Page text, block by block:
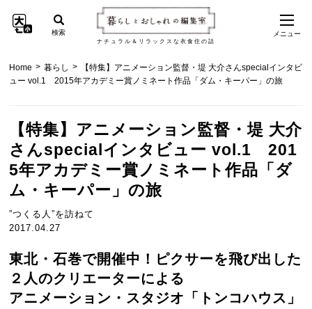
ナチュラル＆リラックスな衣食住の話
検索 メニュー
Home > 暮らし >
【特集】アニメーション監督・堤 大介さんspecialインタビ
ュー vol.1 2015年アカデミー賞ノミネート作品「ダム・キーパー」の旅
【特集】アニメーション監督・堤 大介
さんspecialインタビュー vol.1 201
5年アカデミー賞ノミネート作品「ダ
ム・キーパー」の旅
”つくる人”を訪ねて
2017.04.27
東北・石巻で開催中！ピクサーを飛び出した
２人のクリエーターによる
アニメーション・スタジオ「トンコハウス」